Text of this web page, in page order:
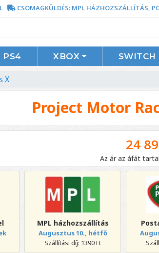
CSOMAGKÜLDÉS: MPL HÁZHOZSZÁLLÍTÁS,
PS4 XBOX SWITCH
X
Project Motor
24
Az ár az áfát
MPL házhozszállítás
Augusztus 10., hétfő
Szállítási díj: 1390 Ft